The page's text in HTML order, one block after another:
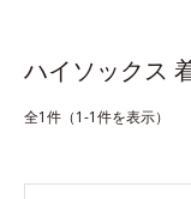
ハイソックス
全1件（1-1件を表示）